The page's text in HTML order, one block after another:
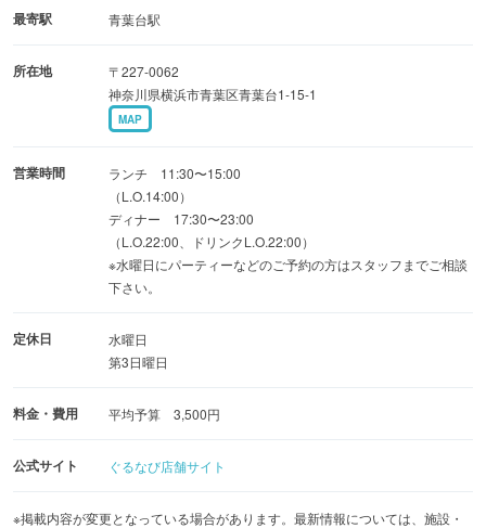
本格ナポリ風ピッツァをお楽しみください♪
※ディナータイムは1ドリンク制となります。
※ご予約の問い合わせは、できるだけ営業時間外にお願い
いたします。
※他のお客様にご迷惑が数回発生してしまいましたので、
誠に恐れ入りますが未就学児の入店はご遠慮させていただ
いております。
最寄駅 青葉台駅
所在地
〒227-0062
神奈川県横浜市青葉区青葉台1-15-1
MAP
営業時間
ランチ 11:30〜15:00
（L.O.14:00）
ディナー 17:30〜23:00
（L.O.22:00、ドリンクL.O.22:00）
※水曜日にパーティーなどのご予約の方はスタッフまでご相談
下さい。
定休日
水曜日
第3日曜日
料金・費用 平均予算 3,500円
公式サイト ぐるなび店舗サイト
※掲載内容が変更となっている場合があります。最新情報については、施設・